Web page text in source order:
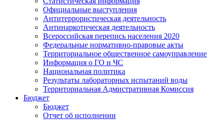
Официальные выступления
Антитеррористическая деятельность
Антинаркотическая деятельность
Всероссийская перепись населения 2020
Федеральные нормативно-правовые акты
Территориальное общественное самоуправление
Информация о ГО и ЧС
Национальная политика
Результаты лабораторных испытаний воды
Территориальная Адмистративная Комиссия
Бюджет
Бюджет
Отчет об исполнении